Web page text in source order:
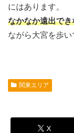
にはあります。
なかなか遠出で
ながら大宮を歩
関東エリア
X